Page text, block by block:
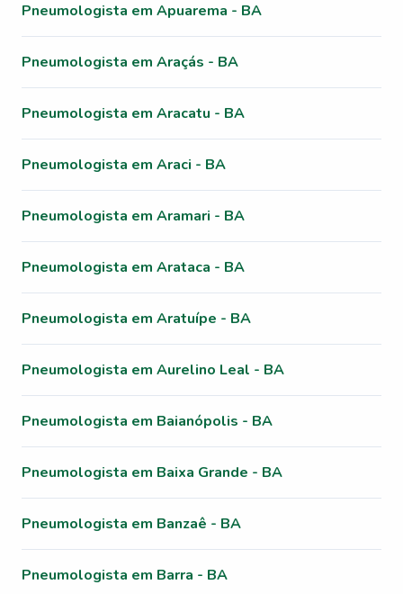
Pneumologista em Apuarema - BA
Pneumologista em Araçás - BA
Pneumologista em Aracatu - BA
Pneumologista em Araci - BA
Pneumologista em Aramari - BA
Pneumologista em Arataca - BA
Pneumologista em Aratuípe - BA
Pneumologista em Aurelino Leal - BA
Pneumologista em Baianópolis - BA
Pneumologista em Baixa Grande - BA
Pneumologista em Banzaê - BA
Pneumologista em Barra - BA